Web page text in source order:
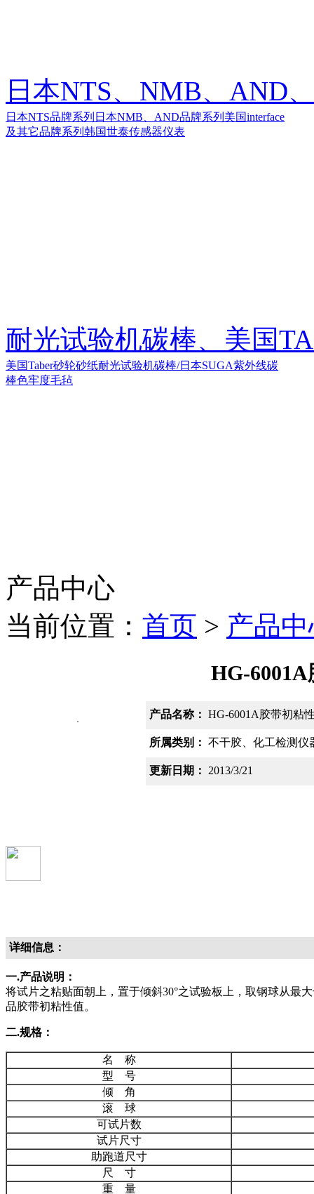
日本NTS、NMB、AND
日本NTS品牌系列 日本NMB、AND品牌系列 美国interface
及其它品牌系列 韩国世泰传感器仪表
耐光试验机碳棒、美国
美国Taber砂轮砂纸耐光试验机碳棒/日本SUGA紫外线碳
棒色牢度毛毡
产品中心
当前位置： 首页 > 产品
HG-
产品名称： HG-6001A胶带初粘
所属类别： 不干胶、化工检测仪
更新日期： 2013/3/21
详细信息：
一.产品说明：
将试片之粘贴面朝上，置于倾斜30°之试验板上，取钢球从最
品胶带初粘性值。
二.规格：
名 称
型 号
倾 角
滚 球
可试片数
试片尺寸
助跑道尺寸
尺 寸
重 量